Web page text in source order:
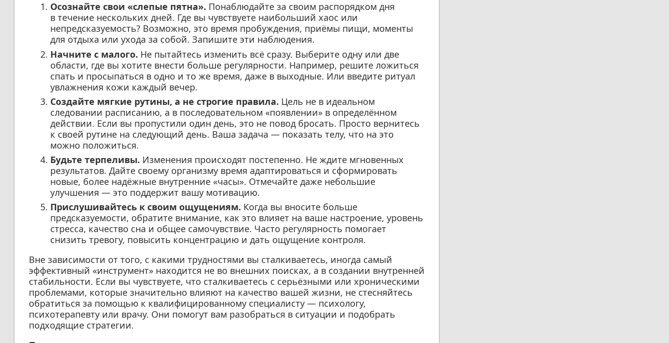
Осознайте свои «слепые пятна». Понаблюдайте за своим распорядком дня
в течение нескольких дней. Где вы чувствуете наибольший хаос или
непредсказуемость? Возможно, это время пробуждения, приёмы пищи, моменты
для отдыха или ухода за собой. Запишите эти наблюдения.
Начните с малого. Не пытайтесь изменить всё сразу. Выберите одну или две
области, где вы хотите внести больше регулярности. Например, решите ложиться
спать и просыпаться в одно и то же время, даже в выходные. Или введите ритуал
увлажнения кожи каждый вечер.
Создайте мягкие рутины, а не строгие правила. Цель не в идеальном
следовании расписанию, а в последовательном «появлении» в определённом
действии. Если вы пропустили один день, это не повод бросать. Просто вернитесь
к своей рутине на следующий день. Ваша задача — показать телу, что на это
можно положиться.
Будьте терпеливы. Изменения происходят постепенно. Не ждите мгновенных
результатов. Дайте своему организму время адаптироваться и сформировать
новые, более надёжные внутренние «часы». Отмечайте даже небольшие
улучшения — это поддержит вашу мотивацию.
Прислушивайтесь к своим ощущениям. Когда вы вносите больше
предсказуемости, обратите внимание, как это влияет на ваше настроение, уровень
стресса, качество сна и общее самочувствие. Часто регулярность помогает
снизить тревогу, повысить концентрацию и дать ощущение контроля.
Вне зависимости от того, с какими трудностями вы сталкиваетесь, иногда самый
эффективный «инструмент» находится не во внешних поисках, а в создании внутренней
стабильности. Если вы чувствуете, что сталкиваетесь с серьёзными или хроническими
проблемами, которые значительно влияют на качество вашей жизни, не стесняйтесь
обратиться за помощью к квалифицированному специалисту — психологу,
психотерапевту или врачу. Они помогут вам разобраться в ситуации и подобрать
подходящие стратегии.